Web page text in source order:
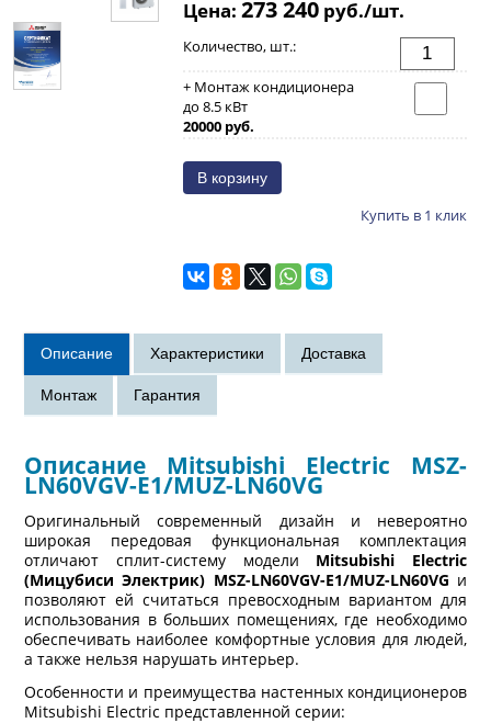
Цена: 273 240руб./шт.
Количество, шт.:
+ Монтаж кондиционера
до 8.5 кВт
20000 руб.
Купить в 1 клик
Описание Mitsubishi Electric MSZ-
LN60VGV-E1/MUZ-LN60VG
Оригинальный современный дизайн и невероятно
широкая передовая функциональная комплектация
отличают сплит-систему модели Mitsubishi Electric
(Мицубиси Электрик) MSZ-LN60VGV-E1/MUZ-LN60VG и
позволяют ей считаться превосходным вариантом для
использования в больших помещениях, где необходимо
обеспечивать наиболее комфортные условия для людей,
а также нельзя нарушать интерьер.
Особенности и преимущества настенных кондиционеров
Mitsubishi Electric представленной серии: